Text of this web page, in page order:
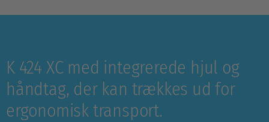
K 424 XC med integrerede hjul og
håndtag, der kan trækkes ud for
ergonomisk transport.